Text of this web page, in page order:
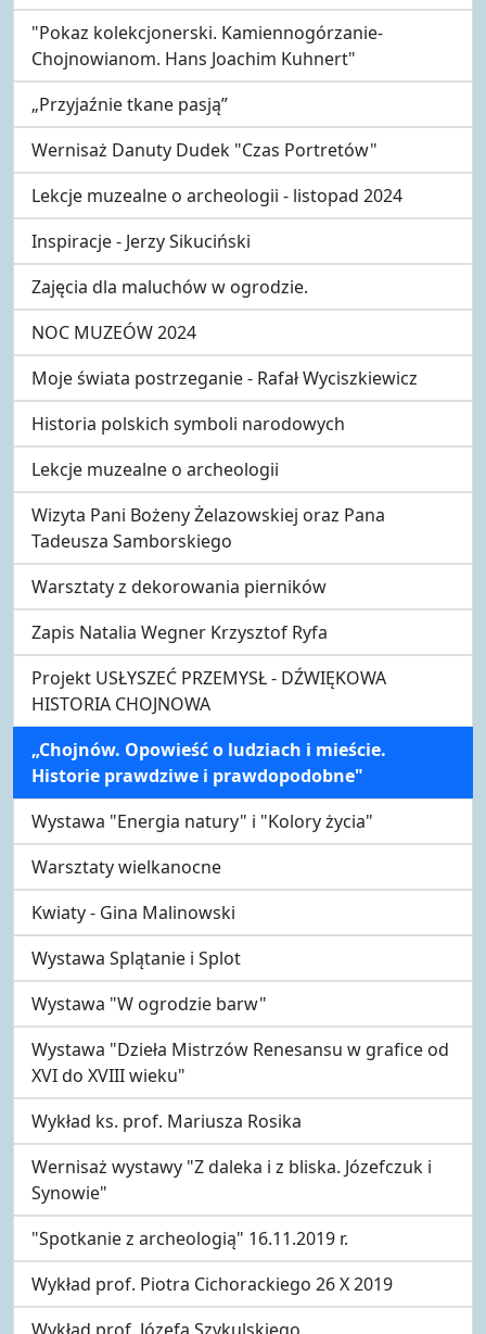
"Pokaz kolekcjonerski. Kamiennogórzanie-
Chojnowianom. Hans Joachim Kuhnert"
„Przyjaźnie tkane pasją”
Wernisaż Danuty Dudek "Czas Portretów"
Lekcje muzealne o archeologii - listopad 2024
Inspiracje - Jerzy Sikuciński
Zajęcia dla maluchów w ogrodzie.
NOC MUZEÓW 2024
Moje świata postrzeganie - Rafał Wyciszkiewicz
Historia polskich symboli narodowych
Lekcje muzealne o archeologii
Wizyta Pani Bożeny Żelazowskiej oraz Pana
Tadeusza Samborskiego
Warsztaty z dekorowania pierników
Zapis Natalia Wegner Krzysztof Ryfa
Projekt USŁYSZEĆ PRZEMYSŁ - DŹWIĘKOWA
HISTORIA CHOJNOWA
„Chojnów. Opowieść o ludziach i mieście.
Historie prawdziwe i prawdopodobne"
Wystawa "Energia natury" i "Kolory życia"
Warsztaty wielkanocne
Kwiaty - Gina Malinowski
Wystawa Splątanie i Splot
Wystawa "W ogrodzie barw"
Wystawa "Dzieła Mistrzów Renesansu w grafice od
XVI do XVIII wieku"
Wykład ks. prof. Mariusza Rosika
Wernisaż wystawy "Z daleka i z bliska. Józefczuk i
Synowie"
"Spotkanie z archeologią" 16.11.2019 r.
Wykład prof. Piotra Cichorackiego 26 X 2019